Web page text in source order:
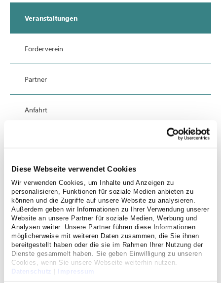
Diese Webseite verwendet Cookies
Wir verwenden Cookies, um Inhalte und Anzeigen zu
personalisieren, Funktionen für soziale Medien anbieten zu
können und die Zugriffe auf unsere Website zu analysieren.
Außerdem geben wir Informationen zu Ihrer Verwendung unserer
Website an unsere Partner für soziale Medien, Werbung und
Analysen weiter. Unsere Partner führen diese Informationen
möglicherweise mit weiteren Daten zusammen, die Sie ihnen
bereitgestellt haben oder die sie im Rahmen Ihrer Nutzung der
Dienste gesammelt haben. Sie geben Einwilligung zu unseren
Cookies, wenn Sie unsere Webseite weiterhin nutzen.
Datenschutz
Impressum
Veranstaltungen
Förderverein
Partner
Anfahrt
Datenschutz
Hinweisgebersystem